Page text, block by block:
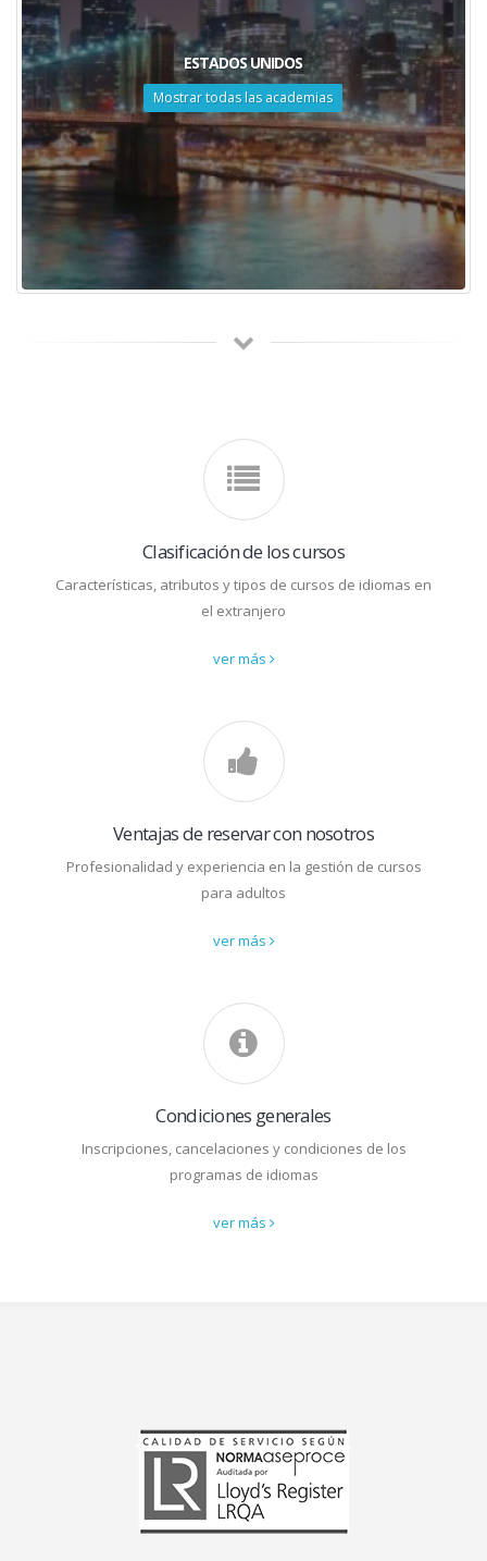
ESTADOS UNIDOS
Mostrar todas las academias
Clasificación de los cursos
Características, atributos y tipos de cursos de idiomas en
el extranjero
ver más
Ventajas de reservar con nosotros
Profesionalidad y experiencia en la gestión de cursos
para adultos
ver más
Condiciones generales
Inscripciones, cancelaciones y condiciones de los
programas de idiomas
ver más